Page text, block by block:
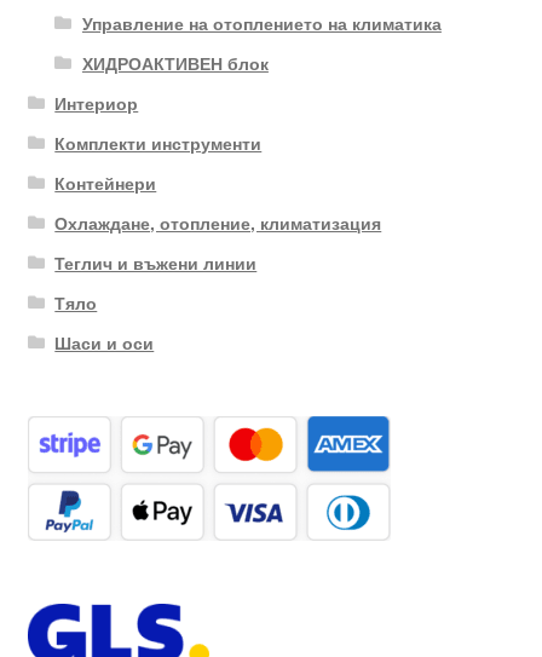
Управление на отоплението на климатика
ХИДРОАКТИВЕН блок
Интериор
Комплекти инструменти
Контейнери
Охлаждане, отопление, климатизация
Теглич и въжени линии
Тяло
Шаси и оси